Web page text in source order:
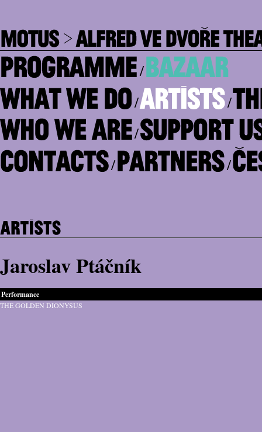
/
/
/
/
/
/
Jaroslav Ptáčník
Performance
THE GOLDEN DIONYSUS